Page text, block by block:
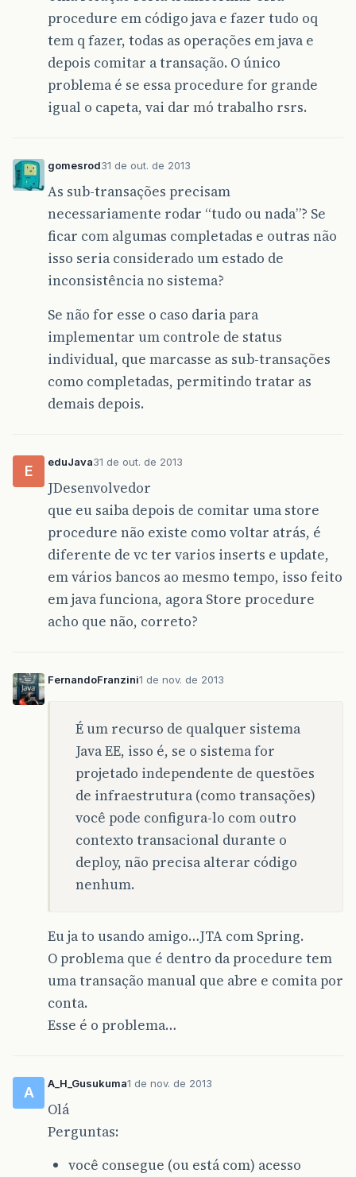
procedure em código java e fazer tudo oq
tem q fazer, todas as operações em java e
depois comitar a transação. O único
problema é se essa procedure for grande
igual o capeta, vai dar mó trabalho rsrs.
gomesrod31 de out. de 2013
As sub-transações precisam
necessariamente rodar “tudo ou nada”? Se
ficar com algumas completadas e outras não
isso seria considerado um estado de
inconsistência no sistema?
Se não for esse o caso daria para
implementar um controle de status
individual, que marcasse as sub-transações
como completadas, permitindo tratar as
demais depois.
E
eduJava31 de out. de 2013
JDesenvolvedor
que eu saiba depois de comitar uma store
procedure não existe como voltar atrás, é
diferente de vc ter varios inserts e update,
em vários bancos ao mesmo tempo, isso feito
em java funciona, agora Store procedure
acho que não, correto?
FernandoFranzini1 de nov. de 2013
É um recurso de qualquer sistema
Java EE, isso é, se o sistema for
projetado independente de questões
de infraestrutura (como transações)
você pode configura-lo com outro
contexto transacional durante o
deploy, não precisa alterar código
nenhum.
Eu ja to usando amigo…JTA com Spring.
O problema que é dentro da procedure tem
uma transação manual que abre e comita por
conta.
Esse é o problema…
A
A_H_Gusukuma1 de nov. de 2013
Olá
Perguntas:
você consegue (ou está com) acesso